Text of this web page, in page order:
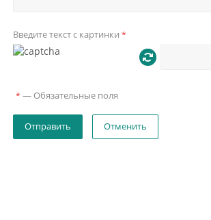
Введите текст с картинки *
* — Обязательные поля
Отменить